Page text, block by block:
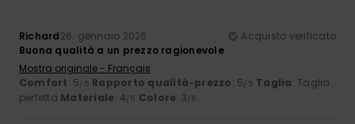
Richard26. gennaio 2026
Acquisto verificato
Buona qualità a un prezzo ragionevole
Mostra originale - Français
Comfort: 5/5 Rapporto qualità-prezzo: 5/5 Taglia: Taglia
perfetta Materiale: 4/5 Colore: 3/5